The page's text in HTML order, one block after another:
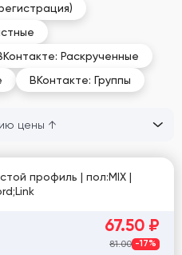
Раскрученные
ВКонтакте: Группы
профиль | пол:MIX |
67.50 ₽
81.00 -17%